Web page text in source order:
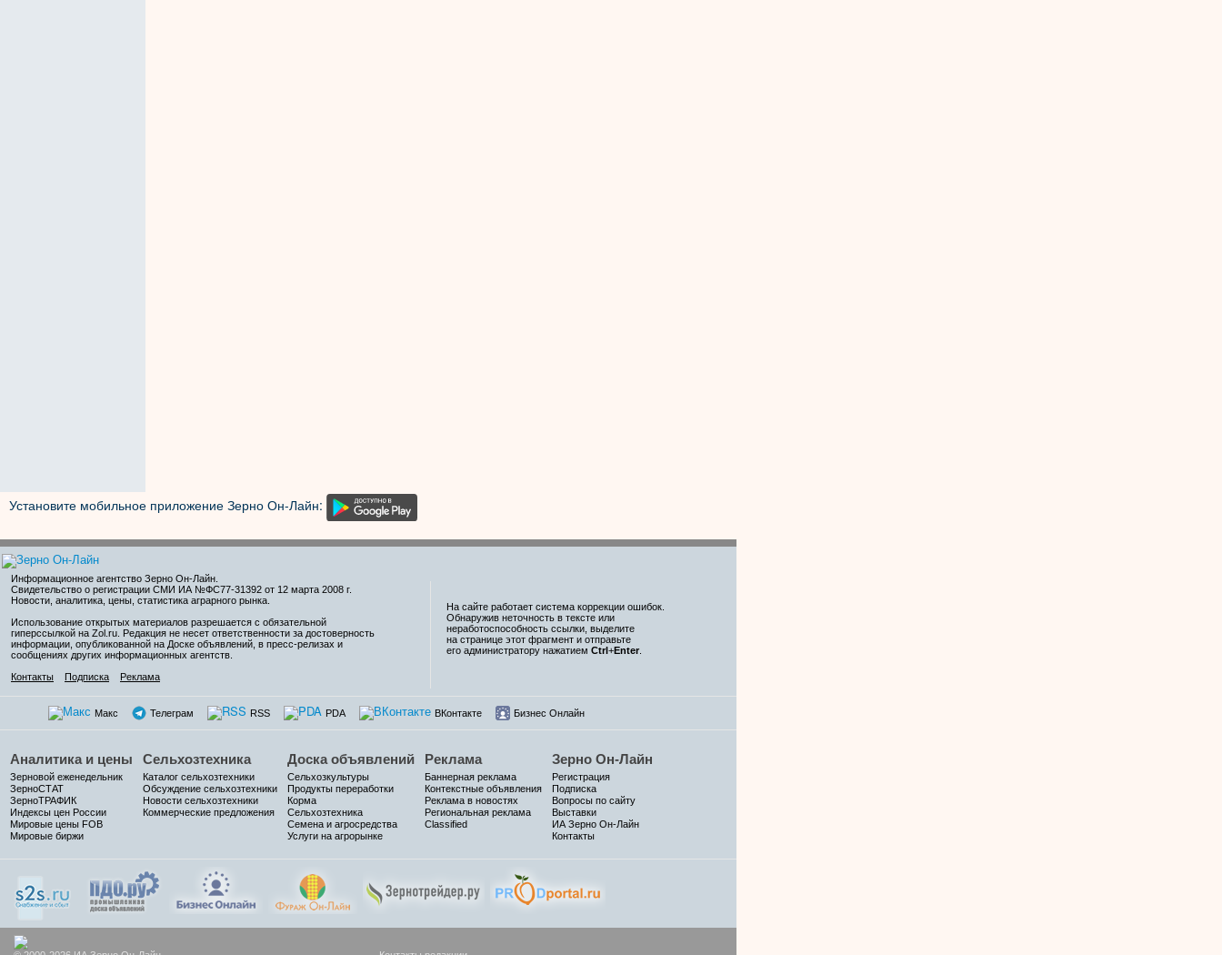
Установите мобильное приложение Зерно Он-Лайн:
Информационное агентство Зерно Он-Лайн
Свидетельство о регистрации СМИ ИА №ФС77-31392 от 12 марта 2008 г.
Новости, аналитика, цены, статистика аграрного рынка.
Использование открытых материалов разрешается с обязательной
гиперссылкой на Zol.ru. Редакция не несет ответственности за достоверность
информации, опубликованной на Доске объявлений, в пресс-релизах и
сообщениях других информационных агентств.
Контакты
Подписка Реклама
На сайте работает система коррекции ошибок.
Обнаружив неточность в тексте или
неработоспособность ссылки, выделите
на странице этот фрагмент и отправьте
его администратору нажатием Ctrl+Enter
Макс Телеграм RSS PDA ВКонтакте Бизнес Онлайн
Аналитика и цены
Зерновой еженедельник
ЗерноСТАТ
ЗерноТРАФИК
Индексы цен России
Мировые цены FOB
Мировые биржи
Сельхозтехника
Каталог сельхозтехники
Обсуждение сельхозтехники
Новости сельхозтехники
Коммерческие предложения
Доска объявлений
Сельхозкультуры
Продукты переработки
Корма
Сельхозтехника
Семена и агросредства
Услуги на агрорынке
Реклама
Баннерная реклама
Контекстные объявления
Реклама в новостях
Региональная реклама
Classified
Зерно Он-Лайн
Регистрация
Подписка
Вопросы по сайту
Выставки
ИА Зерно Он-Лайн
Контакты